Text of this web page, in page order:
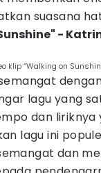
suasana
-
klip “Walking on
lagu yang
dan liriknya
lagu ini
dan